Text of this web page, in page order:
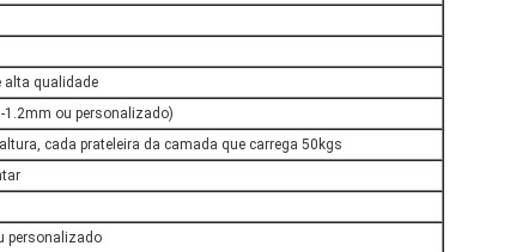
alta qualidade
ou personalizado)
cada prateleira da camada que carrega 50kgs
personalizado